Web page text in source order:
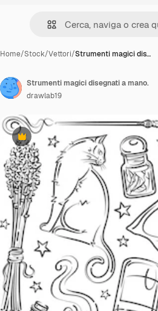
Home/Stock/Vettori/Strumenti magici dis…
Premium
Strumenti magici disegnati a mano.
drawlab19